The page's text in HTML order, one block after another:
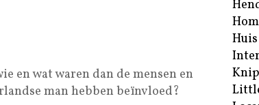
en wat waren dan de mensen en
man hebben beïnvloed?